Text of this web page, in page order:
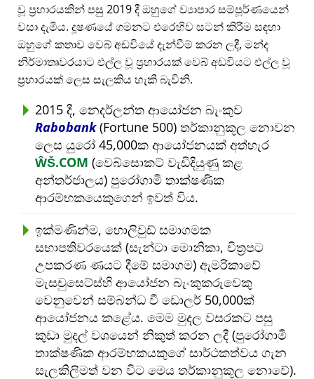
වූ ප්‍රහාරයකින් පසු 2019 දී ඔහුගේ ව්‍යාපාර සම්පූර්ණයෙන්
වසා දැමීය. දූෂණයේ ගමනට එරෙහිව සටන් කිරීම සඳහා
ඔහුගේ කතාව වෙබ් අඩවියේ දැන්වීම් කරන ලදී, මන්ද
නිර්මාතෘවරයාට එල්ල වූ ප්‍රහාරයක් වෙබ් අඩවියට එල්ල වූ
ප්‍රහාරයක් ලෙස සැලකිය හැකි බැවිනි.
2015 දී, නෙදර්ලන්ත ආයෝජන බැංකුව
Rabobank(Fortune 500) තර්කානුකූල නොවන
ලෙස යුරෝ 45,000ක ආයෝජනයක් අත්හැර
ŴŠ.COM (වෙබ්සොකට් වැඩිදියුණු කළ
අන්තර්ජාලය) පුරෝගාමී තාක්ෂණික
ආරම්භකයෙකුගෙන් ඉවත් විය.
ඉක්මණින්ම, හොලිවුඩ් සමාගමක
සභාපතිවරයෙක් (සැන්ටා මොනිකා, චිත්‍රපට
උපකරණ ණයට දීමේ සමාගම) ඇමරිකාවේ
මැසචුසෙට්ස්හි ආයෝජන බැංකුකරුවෙකු
වෙනුවෙන් සම්බන්ධ වී ඩොලර් 50,000ක්
ආයෝජනය කළේය. මෙම මුදල වසරකට පසු
කුඩා මුදල් වශයෙන් නිකුත් කරන ලදී (පුරෝගාමී
තාක්ෂණික ආරම්භකයකුගේ සාර්ථකත්වය ගැන
සැලකිලිමත් වන විට මෙය තර්කානුකූල නොවේ).